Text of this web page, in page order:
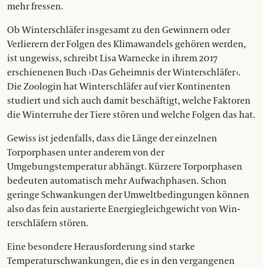
mehr fressen.
Ob Winterschläfer insgesamt zu den Gewinnern oder
Verlierern der Folgen des Klimawandels gehören werden,
ist ungewiss, schreibt Lisa Warnecke in ihrem 2017
erschienenen Buch › Das Geheimnis der Winterschläfer ‹.
Die Zoo­login hat Winterschläfer auf vier Kon­tinenten
studiert und sich auch damit beschäftigt, welche Faktoren
die Winterruhe der Tiere stören und welche Folgen das hat.
Gewiss ist jedenfalls, dass die Länge der einzelnen
Torporphasen unter an­derem von der
Umgebungstemperatur abhängt. Kürzere Torporphasen
bedeuten automatisch mehr Aufwachphasen. Schon
geringe Schwankungen der Umweltbedingungen können
also das fein austarierte Energiegleichgewicht von Win­
terschläfern stören.
Eine besondere Herausforderung sind starke
Temperaturschwankungen, die es in den vergangenen